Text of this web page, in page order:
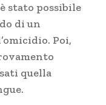
stato possibile
di un
Poi,
quella